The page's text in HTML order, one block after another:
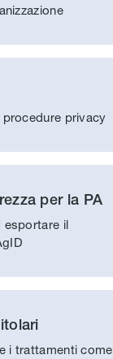
privacy
per la PA
esportare il
i trattamenti come